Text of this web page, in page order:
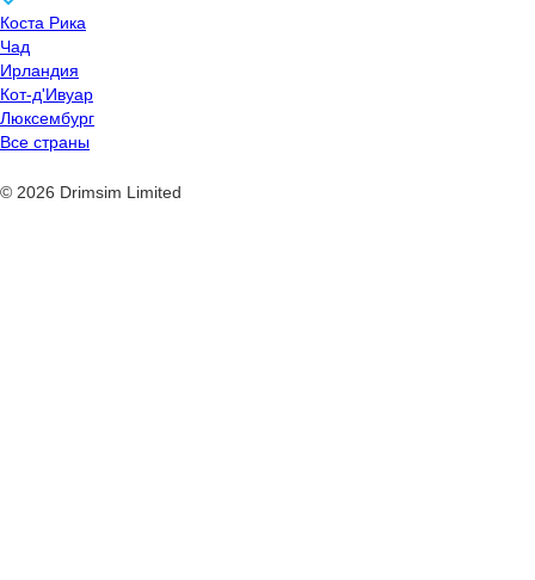
Коста Рика
Чад
Ирландия
Кот-д'Ивуар
Люксембург
Все страны
© 2026 Drimsim Limited